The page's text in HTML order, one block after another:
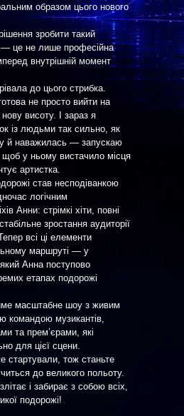
образом цього нового
зробити такий
це не лише професійна
внутрішній момент
до цього стрибка.
не просто вийти на
висоту. І зараз я
із людьми так сильно, як
й наважилась — запускаю
щоб у ньому вистачило місця
артистка.
став несподіванкою
логічним
Анни: стрімкі хіти, повні
зростання аудиторії
всі ці елементи
маршруті — у
Анна поступово
етапах подорожі
масштабне шоу з живим
командою музикантів,
та прем’єрами, які
для цієї сцени.
стартували, тож станьте
до великого польоту.
і забирає з собою всіх,
подорожі!